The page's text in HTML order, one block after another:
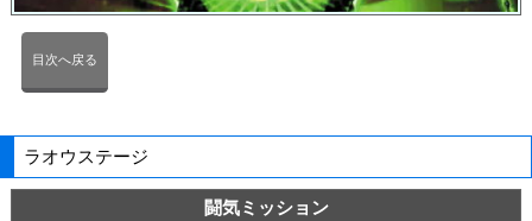
目次へ戻る
ラオウステージ
闘気ミッション